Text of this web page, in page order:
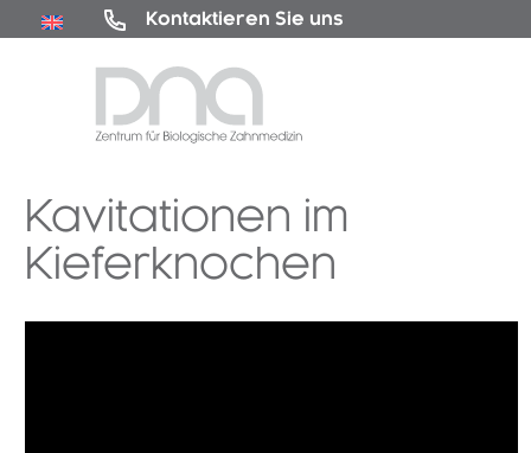
Kontaktieren Sie uns
Kavitationen im
Kieferknochen